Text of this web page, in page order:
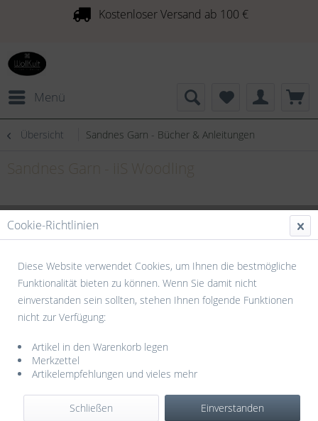
Kostenloser Versand ab 100 €
Menü
Übersicht Sandnes Garn - Bücher & Anleitungen
9,95 € *
zzgl. Versandkosten
Cookie-Richtlinien
Diese Website verwendet Cookies, um Ihnen die bestmögliche
Funktionalität bieten zu können. Wenn Sie damit nicht
einverstanden sein sollten, stehen Ihnen folgende Funktionen
nicht zur Verfügung:
Artikel in den Warenkorb legen
Merkzettel
Artikelempfehlungen und vieles mehr
Einverstanden
Schließen